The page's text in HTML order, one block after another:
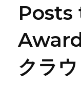
Posts
クラ